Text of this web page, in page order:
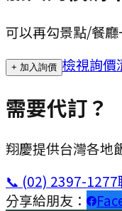
可以再勾景點/餐
+ 加入詢價 檢視詢
需要代訂？
翔慶提供台灣各地
📞 (02) 2397-1277
分享給朋友：